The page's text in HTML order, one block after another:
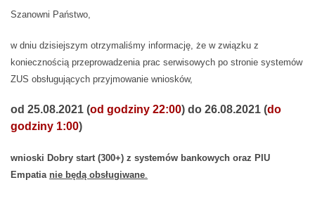
Szanowni Państwo,
w dniu dzisiejszym otrzymaliśmy informację, że w związku z
koniecznością przeprowadzenia prac serwisowych po stronie systemów
ZUS obsługujących przyjmowanie wniosków,
od 25.08.2021 (od godziny 22:00) do 26.08.2021 (do
godziny 1:00)
wnioski Dobry start (300+) z systemów bankowych oraz PIU
Empatia nie będą obsługiwane.